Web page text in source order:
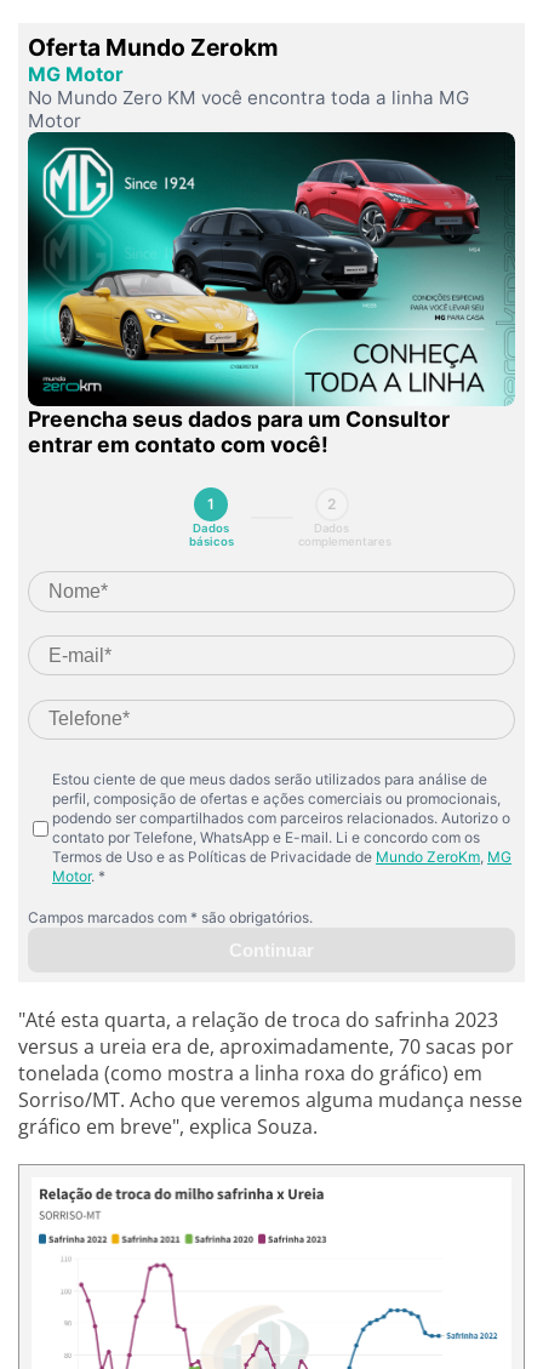
"Até esta quarta, a relação de troca do safrinha 2023
versus a ureia era de, aproximadamente, 70 sacas por
tonelada (como mostra a linha roxa do gráfico) em
Sorriso/MT. Acho que veremos alguma mudança nesse
gráfico em breve", explica Souza.